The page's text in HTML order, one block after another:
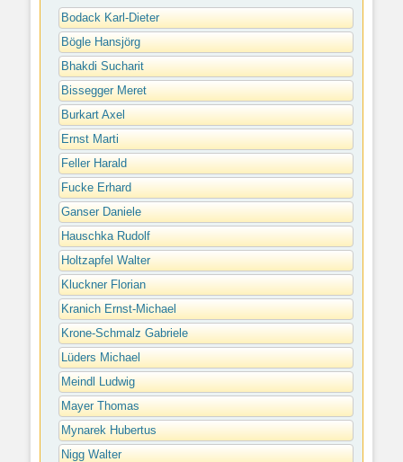
Bodack Karl-Dieter
Bögle Hansjörg
Bhakdi Sucharit
Bissegger Meret
Burkart Axel
Ernst Marti
Feller Harald
Fucke Erhard
Ganser Daniele
Hauschka Rudolf
Holtzapfel Walter
Kluckner Florian
Kranich Ernst-Michael
Krone-Schmalz Gabriele
Lüders Michael
Meindl Ludwig
Mayer Thomas
Mynarek Hubertus
Nigg Walter